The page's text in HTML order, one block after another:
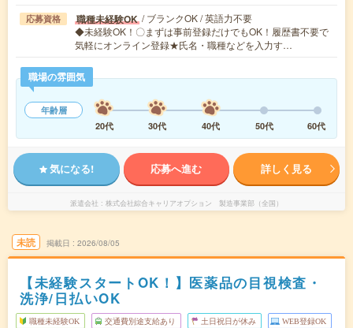
応募資格 職種未経験OK / ブランクOK / 英語力不要
◆未経験OK！〇まずは事前登録だけでもOK！履歴書不要で
気軽にオンライン登録★氏名・職種などを入力す…
職場の雰囲気
年齢層
20代
30代 40代 50代 60代
気になる! 応募へ進む 詳しく見る
派遣会社 株式会社綜合キャリアオプション 製造事業部（全国）
未読 掲載日 2026/08/05
【未経験スタートOK！】医薬品の目視検査・
洗浄/日払いOK
職種未経験OK 交通費別途支給あり 土日祝日が休み WEB登録OK